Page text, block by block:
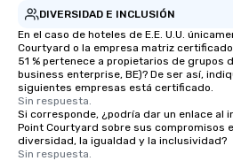
DIVERSIDAD E INCLUSIÓN
En el caso de hoteles de E.E. U.U.
Courtyard o la empresa matriz
51 % pertenece a propietarios de grupos
business enterprise, BE)? De ser así,
siguientes empresas está certificado.
Sin respuesta.
Si corresponde, ¿podría dar un enlace al
Point Courtyard sobre sus compromisos
diversidad, la igualdad y la inclusividad?
Sin respuesta.